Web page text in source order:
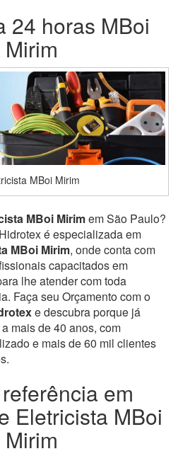
24 horas MBoi
Mirim
MBoi Mirim
MBoi Mirimem São Paulo?
é especializada em
MBoi Mirim, onde conta com
capacitados em
lhe atender com toda
Faça seu Orçamento com o
e descubra porque já
mais de 40 anos, com
e mais de 60 mil clientes
em
Eletricista MBoi
Mirim